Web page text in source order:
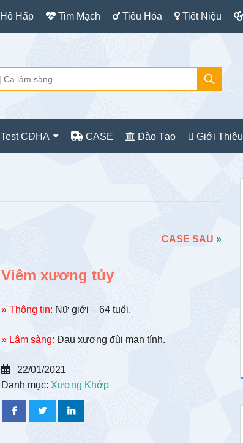
Hô Hấp Tim Mạch Tiêu Hóa Tiết Niệu
Test CĐHA CASE Đào Tạo Giới Thiệu
CASE SAU »
Viêm xương tủy
» Thông tin: Nữ giới – 64 tuổi.
» Lâm sàng: Đau xương đùi mạn tính.
22/01/2021
Danh mục: Xương Khớp